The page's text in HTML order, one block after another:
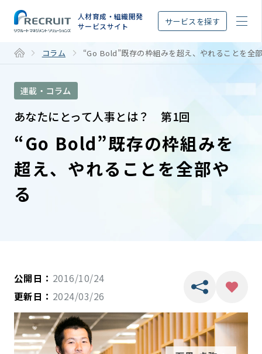
人材育成・組織開発
サービスサイト
サービスを探す
コラム “Go Bold”既存の枠組みを超え、やれることを全
連載・コラム
あなたにとって人事とは？ 第1回
“Go Bold”既存の枠組みを
超え、やれることを全部や
る
公開日： 2016/10/24
更新日： 2024/03/26